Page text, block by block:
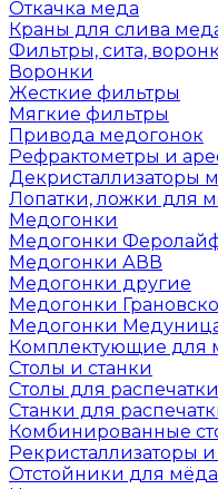
Откачка меда
Краны для слива
Фильтры, сита,
Воронки
Жесткие фильтры
Мягкие фильтры
Привода медогонок
Рефрактометры и
Декристаллизаторы
Лопатки, ложки для
Медогонки
Медогонки
Медогонки АВВ
Медогонки другие
Медогонки
Медогонки
Комплектующие для
Столы и станки
Столы для
Станки для
Комбинированные
Рекристаллизаторы
Отстойники для мёда